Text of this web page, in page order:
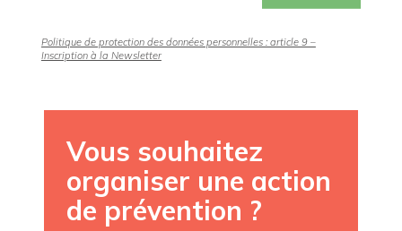
Politique de protection des données personnelles : article 9 –
Inscription à la Newsletter
Vous souhaitez
organiser une action
de prévention ?